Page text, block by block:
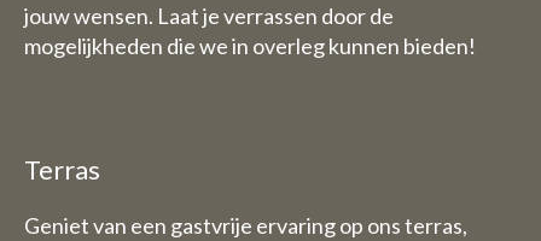
jouw wensen. Laat je verrassen door de
mogelijkheden die we in overleg kunnen bieden!
Terras
Geniet van een gastvrije ervaring op ons terras,